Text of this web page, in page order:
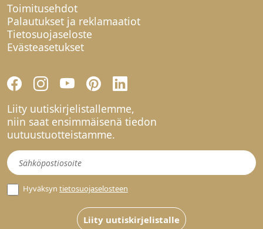
Toimitusehdot
Palautukset ja reklamaatiot
Tietosuojaseloste
Evästeasetukset
Liity uutiskirjelistallemme,
niin saat ensimmäisenä tiedon
uutuustuotteistamme.
Uutiskirje
Hyväksyn tietosuojaselosteen
Liity uutiskirjelistalle